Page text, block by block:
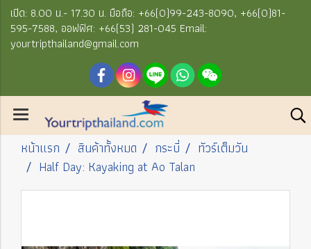
เปิด: 8.00 น.- 17.30 น. มือถือ: +66(0)99-243-8090, +66(0)81-
595-7588, ออฟฟิศ: +66(53) 281-045 Email:
yourtripthailand@gmail.com
หน้าแรก สินค้าทั้งหมด กระบี่
ทัวร์เต็มวัน
Half Day: Kayaking at Ao Talan